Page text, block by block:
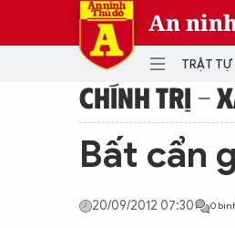
An
TRẬT
TRẬT TỰ
THẾ GIỚI
CHÍNH TRỊ -
Bất cẩn
20/09/2012 07:30 0